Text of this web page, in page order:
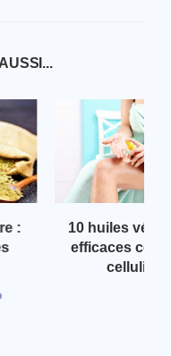
Le gant de crin
t-il contre